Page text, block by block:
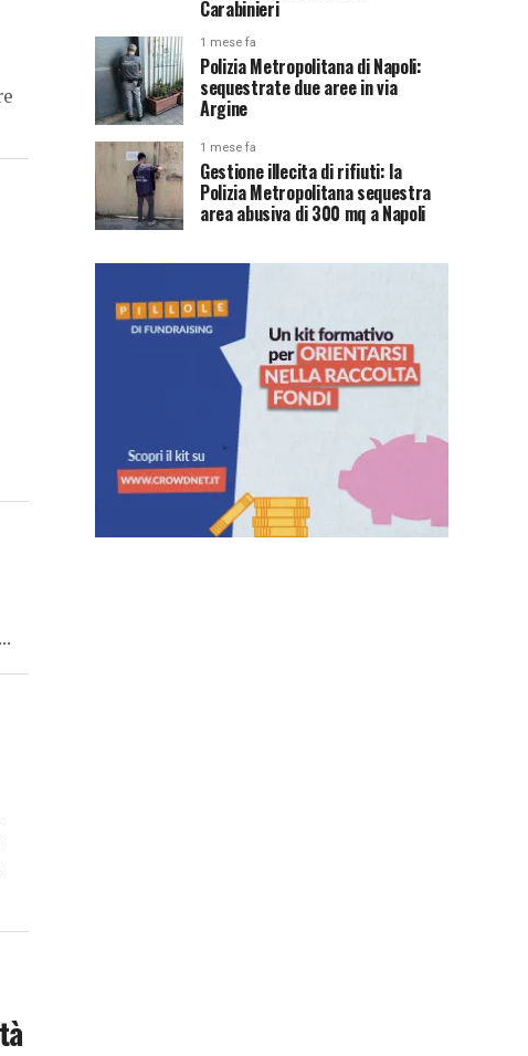
Carabinieri
1 mese fa
Polizia Metropolitana di Napoli:
sequestrate due aree in via
Argine
1 mese fa
Gestione illecita di rifiuti: la
Polizia Metropolitana sequestra
area abusiva di 300 mq a Napoli